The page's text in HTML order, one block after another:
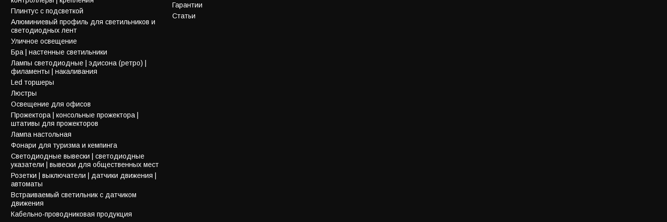
Плинтус с подсветкой
Алюминиевый профиль для светильников и
светодиодных лент
Уличное освещение
Бра | настенные светильники
Лампы светодиодные | эдисона (ретро) |
филаменты | накаливания
Led торшеры
Люстры
Освещение для офисов
Прожектора | консольные прожектора |
штативы для прожекторов
Лампа настольная
Фонари для туризма и кемпинга
Светодиодные вывески | светодиодные
указатели | вывески для общественных мест
Розетки | выключатели | датчики движения |
автоматы
Встраиваемый светильник с датчиком
движения
Кабельно-проводниковая продукция
Гарантии
Статьи